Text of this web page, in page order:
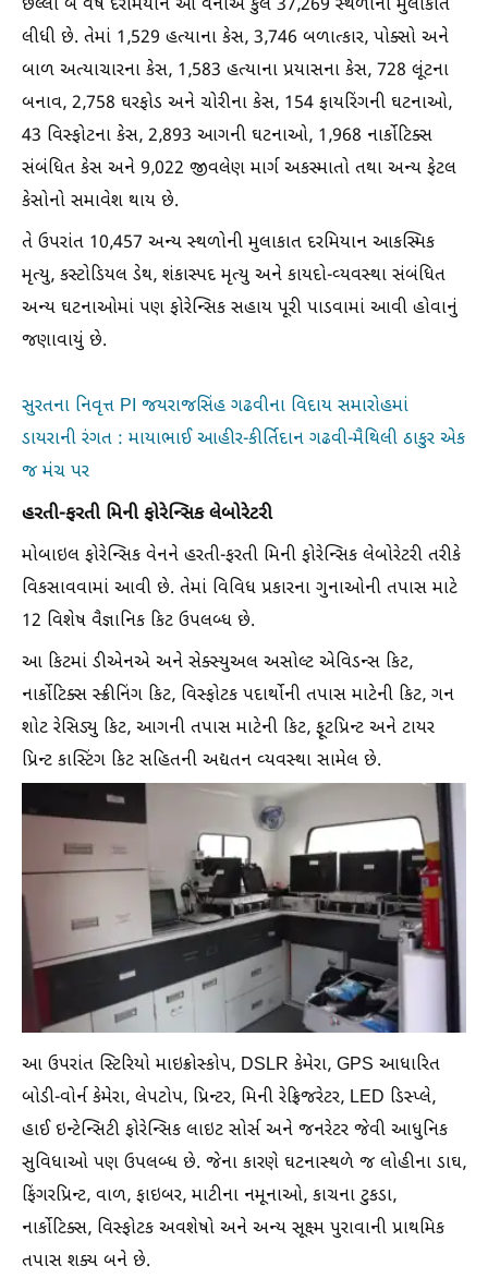
છેલ્લા બે વર્ષ દરમિયાન આ વેનોએ કુલ 37,269 સ્થળોની મુલાકાત
લીધી છે. તેમાં 1,529 હત્યાના કેસ, 3,746 બળાત્કાર, પોક્સો અને
બાળ અત્યાચારના કેસ, 1,583 હત્યાના પ્રયાસના કેસ, 728 લૂંટના
બનાવ, 2,758 ઘરફોડ અને ચોરીના કેસ, 154 ફાયરિંગની ઘટનાઓ,
43 વિસ્ફોટના કેસ, 2,893 આગની ઘટનાઓ, 1,968 નાર્કોટિક્સ
સંબંધિત કેસ અને 9,022 જીવલેણ માર્ગ અકસ્માતો તથા અન્ય ફેટલ
કેસોનો સમાવેશ થાય છે.
તે ઉપરાંત 10,457 અન્ય સ્થળોની મુલાકાત દરમિયાન આકસ્મિક
મૃત્યુ, કસ્ટોડિયલ ડેથ, શંકાસ્પદ મૃત્યુ અને કાયદો-વ્યવસ્થા સંબંધિત
અન્ય ઘટનાઓમાં પણ ફોરેન્સિક સહાય પૂરી પાડવામાં આવી હોવાનું
જણાવાયું છે.
સુરતના નિવૃત્ત PI જયરાજસિંહ ગઢવીના વિદાય સમારોહમાં
ડાયરાની રંગત : માયાભાઈ આહીર-કીર્તિદાન ગઢવી-મૈથિલી ઠાકુર એક
જ મંચ પર
હરતી-ફરતી મિની ફોરેન્સિક લેબોરેટરી
મોબાઇલ ફોરેન્સિક વેનને હરતી-ફરતી મિની ફોરેન્સિક લેબોરેટરી તરીકે
વિકસાવવામાં આવી છે. તેમાં વિવિધ પ્રકારના ગુનાઓની તપાસ માટે
12 વિશેષ વૈજ્ઞાનિક કિટ ઉપલબ્ધ છે.
આ કિટમાં ડીએનએ અને સેક્સ્યુઅલ અસોલ્ટ એવિડન્સ કિટ,
નાર્કોટિક્સ સ્ક્રીનિંગ કિટ, વિસ્ફોટક પદાર્થોની તપાસ માટેની કિટ, ગન
શોટ રેસિડ્યુ કિટ, આગની તપાસ માટેની કિટ, ફૂટપ્રિન્ટ અને ટાયર
પ્રિન્ટ કાસ્ટિંગ કિટ સહિતની અદ્યતન વ્યવસ્થા સામેલ છે.
આ ઉપરાંત સ્ટિરિયો માઇક્રોસ્કોપ, DSLR કેમેરા, GPS આધારિત
બોડી-વોર્ન કેમેરા, લેપટોપ, પ્રિન્ટર, મિની રેફ્રિજરેટર, LED ડિસ્પ્લે,
હાઈ ઇન્ટેન્સિટી ફોરેન્સિક લાઇટ સોર્સ અને જનરેટર જેવી આધુનિક
સુવિધાઓ પણ ઉપલબ્ધ છે. જેના કારણે ઘટનાસ્થળે જ લોહીના ડાઘ,
ફિંગરપ્રિન્ટ, વાળ, ફાઇબર, માટીના નમૂનાઓ, કાચના ટુકડા,
નાર્કોટિક્સ, વિસ્ફોટક અવશેષો અને અન્ય સૂક્ષ્‍મ પુરાવાની પ્રાથમિક
તપાસ શક્ય બને છે.